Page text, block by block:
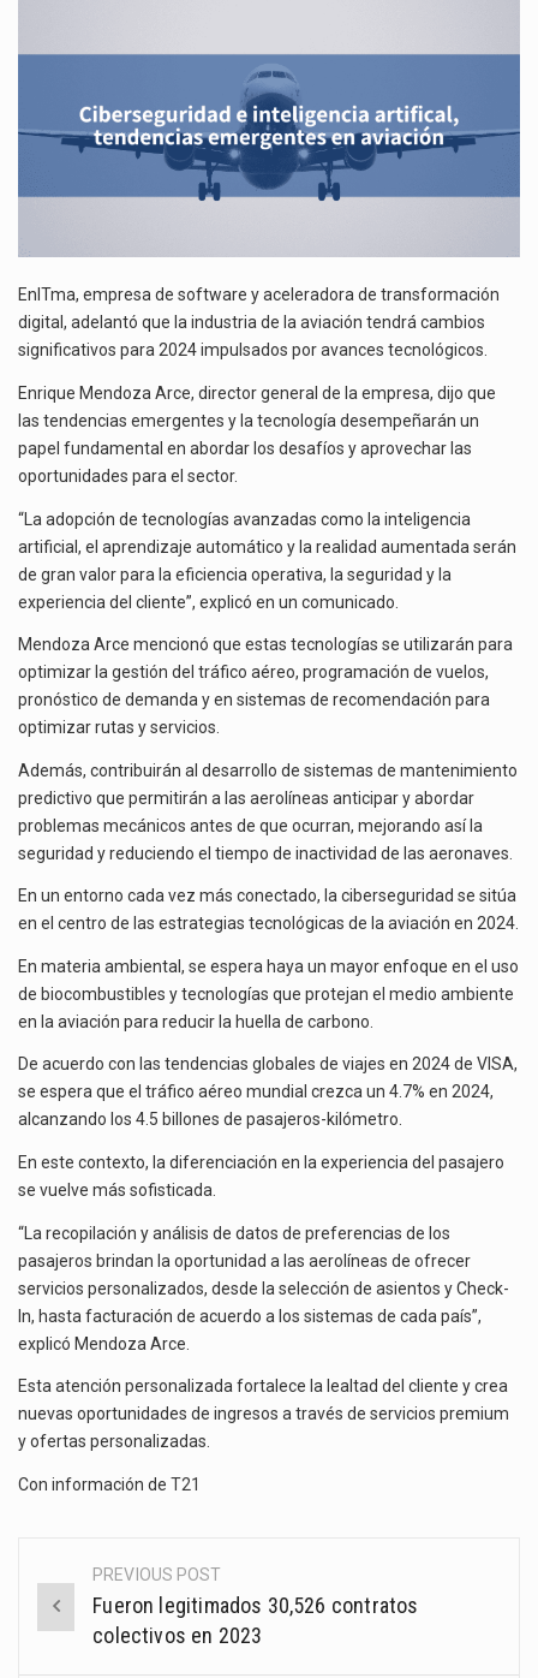
AVIACIÓN
EnITma, empresa de software y aceleradora de transformación
digital, adelantó que la industria de la aviación tendrá cambios
significativos para 2024 impulsados por avances tecnológicos.
Enrique Mendoza Arce, director general de la empresa, dijo que
las tendencias emergentes y la tecnología desempeñarán un
papel fundamental en abordar los desafíos y aprovechar las
oportunidades para el sector.
“La adopción de tecnologías avanzadas como la inteligencia
artificial, el aprendizaje automático y la realidad aumentada serán
de gran valor para la eficiencia operativa, la seguridad y la
experiencia del cliente”, explicó en un comunicado.
Mendoza Arce mencionó que estas tecnologías se utilizarán para
optimizar la gestión del tráfico aéreo, programación de vuelos,
pronóstico de demanda y en sistemas de recomendación para
optimizar rutas y servicios.
Además, contribuirán al desarrollo de sistemas de mantenimiento
predictivo que permitirán a las aerolíneas anticipar y abordar
problemas mecánicos antes de que ocurran, mejorando así la
seguridad y reduciendo el tiempo de inactividad de las aeronaves.
En un entorno cada vez más conectado, la ciberseguridad se sitúa
en el centro de las estrategias tecnológicas de la aviación en 2024.
En materia ambiental, se espera haya un mayor enfoque en el uso
de biocombustibles y tecnologías que protejan el medio ambiente
en la aviación para reducir la huella de carbono.
De acuerdo con las tendencias globales de viajes en 2024 de VISA,
se espera que el tráfico aéreo mundial crezca un 4.7% en 2024,
alcanzando los 4.5 billones de pasajeros-kilómetro.
En este contexto, la diferenciación en la experiencia del pasajero
se vuelve más sofisticada.
“La recopilación y análisis de datos de preferencias de los
pasajeros brindan la oportunidad a las aerolíneas de ofrecer
servicios personalizados, desde la selección de asientos y Check-
In, hasta facturación de acuerdo a los sistemas de cada país”,
explicó Mendoza Arce.
Esta atención personalizada fortalece la lealtad del cliente y crea
nuevas oportunidades de ingresos a través de servicios premium
y ofertas personalizadas.
Con información de T21
Post
navigation
PREVIOUS POST
Fueron legitimados 30,526 contratos
colectivos en 2023